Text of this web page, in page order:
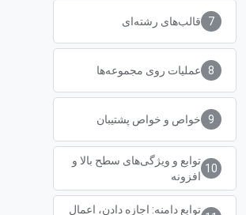
قالب‌های رشته‌ای
عملیات روی مجموعه‌ها
خواص و خواص پشتیبان
توابع و ویژگی‌های سطح بالا و
افزونه
توابع دامنه: اجازه دادن، اعمال